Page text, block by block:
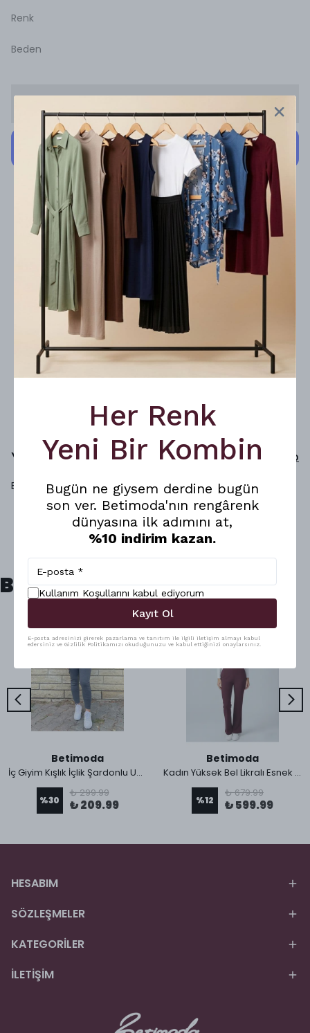
Renk
Beden
Cayma hakkı kapsamında yapılacak iadelerde kargo
ücreti alıcıya aittir.
Ürün Açıklaması
Manken Kadın Penye Dizüstü Tayt
%100 Yerli Üretim
%90 Koton %10 Elastan
Ürünümüzün beli lastiklidir.
Ürünü, üstündeki yıkama talimatlarına uygun
yıkadığınız takdirde daha uzun ömürlü
olacaktır.
Yorumlar Yorum Yap
Bu ürün için henüz yorum yapılmamış.
Benzer Ürünler
Betimoda
İç Giyim Kışlık İçlik Şardonlu Unisex Ağlı Termal Tayt
%30
₺ 299.99
₺ 209.99
Betimoda
Kadın Yüksek Bel Likralı Esnek İspanyol Paça Pantolon Tayt
%12
₺ 679.99
₺ 599.99
HESABIM
SÖZLEŞMELER
KATEGORİLER
İLETİŞİM
Her Renk
Yeni Bir Kombin
Bugün ne giysem derdine bugün
son ver. Betimoda'nın rengârenk
dünyasına ilk adımını at,
%10 indirim kazan.
Kullanım Koşullarını kabul ediyorum
Kayıt Ol
E-posta adresinizi girerek pazarlama ve tanıtım ile ilgili iletişim almayı kabul
edersiniz ve Gizlilik Politikamızı okuduğunuzu ve kabul ettiğinizi onaylarsınız.